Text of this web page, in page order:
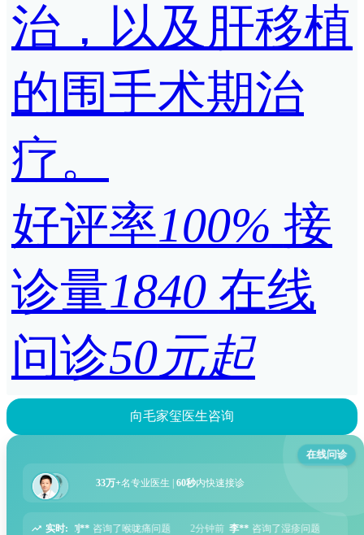
治，以及肝移植
的围手术期治
疗。
好评率100% 接
诊量1840 在线
问诊50元起
向毛家玺医生咨询
在线问诊
33万+名专业医生 | 60秒内快速接诊
实时:
2分钟前 李** 咨询了湿疹问题 5分钟前 张** 咨询了过敏性鼻炎问题